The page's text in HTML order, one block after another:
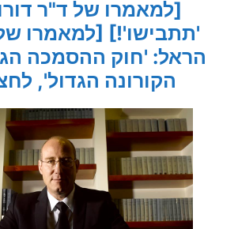
[למאמרו של ד"ר
'תתבישו'!] [למאמרו
הראל: 'חוק ההסמכה
הקורונה הגדול',